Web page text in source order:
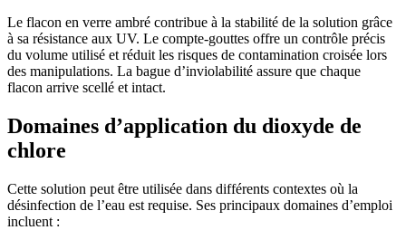
Le flacon en verre ambré contribue à la stabilité de la solution grâce
à sa résistance aux UV. Le compte-gouttes offre un contrôle précis
du volume utilisé et réduit les risques de contamination croisée lors
des manipulations. La bague d’inviolabilité assure que chaque
flacon arrive scellé et intact.
Domaines d’application du dioxyde de
chlore
Cette solution peut être utilisée dans différents contextes où la
désinfection de l’eau est requise. Ses principaux domaines d’emploi
incluent :